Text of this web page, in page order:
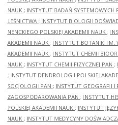
NAUK ; INSTYTUT BADAŃ SYSTEMOWYCH
LEŚNICTWA ; INSTYTUT BIOLOGII
NENCKIEGO POLSKIEJ AKADEMII NAUK ;
AKADEMII NAUK ; INSTYTUT BOTANIKI IM.
AKADEMII NAUK ; INSTYTUT CHEMII
NAUK ; INSTYTUT CHEMII FIZYCZNEJ PAN ;
; INSTYTUT DENDROLOGII POLSKIEJ
SOCJOLOGII PAN ; INSTYTUT GEOGRAFII I
ZAGOSPODAROWANIA PAN ; INSTYTUT
POLSKIEJ AKADEMII NAUK ; INSTYTUT
NAUK ; INSTYTUT MEDYCYNY